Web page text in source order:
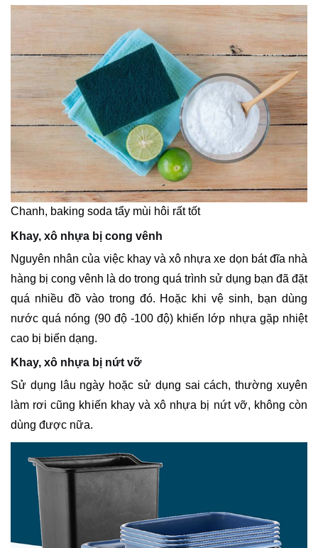
Chanh, baking soda tẩy mùi hôi rất tốt
Khay, xô nhựa bị cong vênh
Nguyên nhân của việc khay và xô nhựa xe dọn bát đĩa nhà
hàng bị cong vênh là do trong quá trình sử dụng bạn đã đặt
quá nhiều đồ vào trong đó. Hoặc khi vệ sinh, bạn dùng
nước quá nóng (90 độ -100 độ) khiến lớp nhựa gặp nhiệt
cao bị biến dạng.
Khay, xô nhựa bị nứt vỡ
Sử dụng lâu ngày hoặc sử dụng sai cách, thường xuyên
làm rơi cũng khiến khay và xô nhựa bị nứt vỡ, không còn
dùng được nữa.